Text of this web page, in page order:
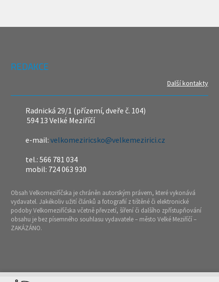
REDAKCE
Další kontakty
Radnická 29/1 (přízemí, dveře č. 104)
594 13 Velké Meziříčí
e-mail:velkomeziricsko@velkemezirici.cz
tel.: 566 781 034
mobil: 724 063 930
Obsah Velkomeziříčska je chráněn autorským právem, které vykonává
vydavatel. Jakékoliv užití článků a fotografií z tištěné či elektronické
podoby Velkomeziříčska včetně převzetí, šíření či dalšího zpřístupňování
obsahu je bez písemného souhlasu vydavatele – město Velké Meziříčí –
ZAKÁZÁNO.